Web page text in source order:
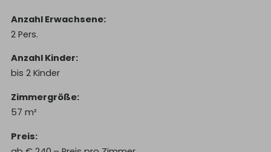
Anzahl Erwachsene
2 Pers.
Anzahl Kinder
bis2 Kinder
Zimmergröße
57 m²
Preis